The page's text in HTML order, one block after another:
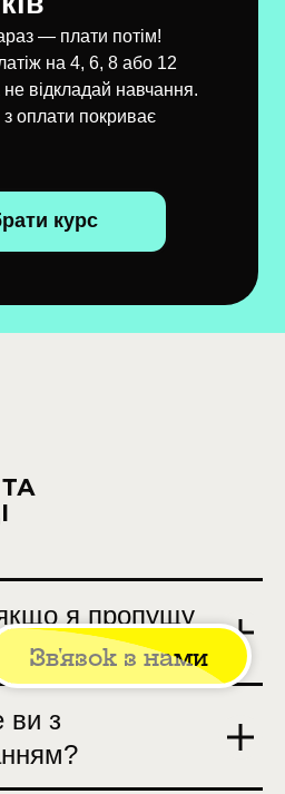
Зв'язок з нами
— плати потім!
на 4, 6, 8 або 12
не відкладай навчання.
з оплати покриває
курс
я пропущу
ви з